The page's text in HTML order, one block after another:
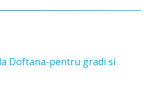
Doftana-pentru gradi si